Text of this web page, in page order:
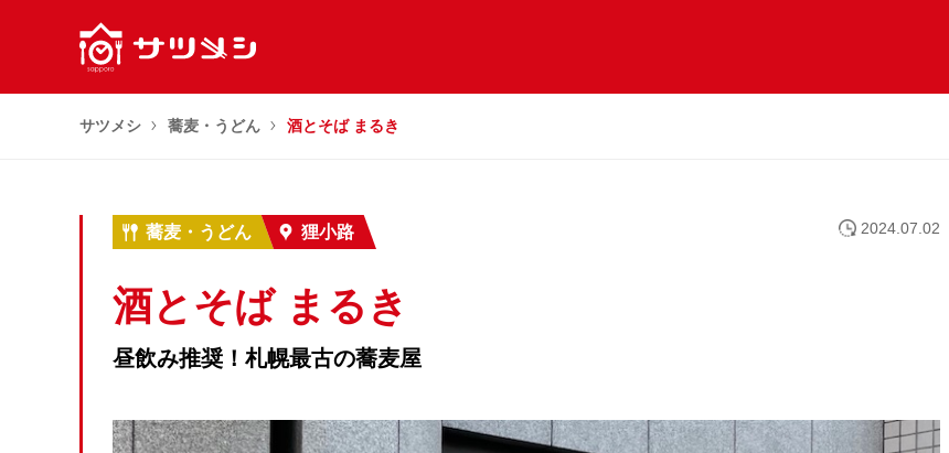
サツメシ 蕎麦・うどん 酒とそば まるき
蕎麦・うどん 狸小路
酒とそば まるき
昼飲み推奨！札幌最古の蕎麦屋
2024.07.02